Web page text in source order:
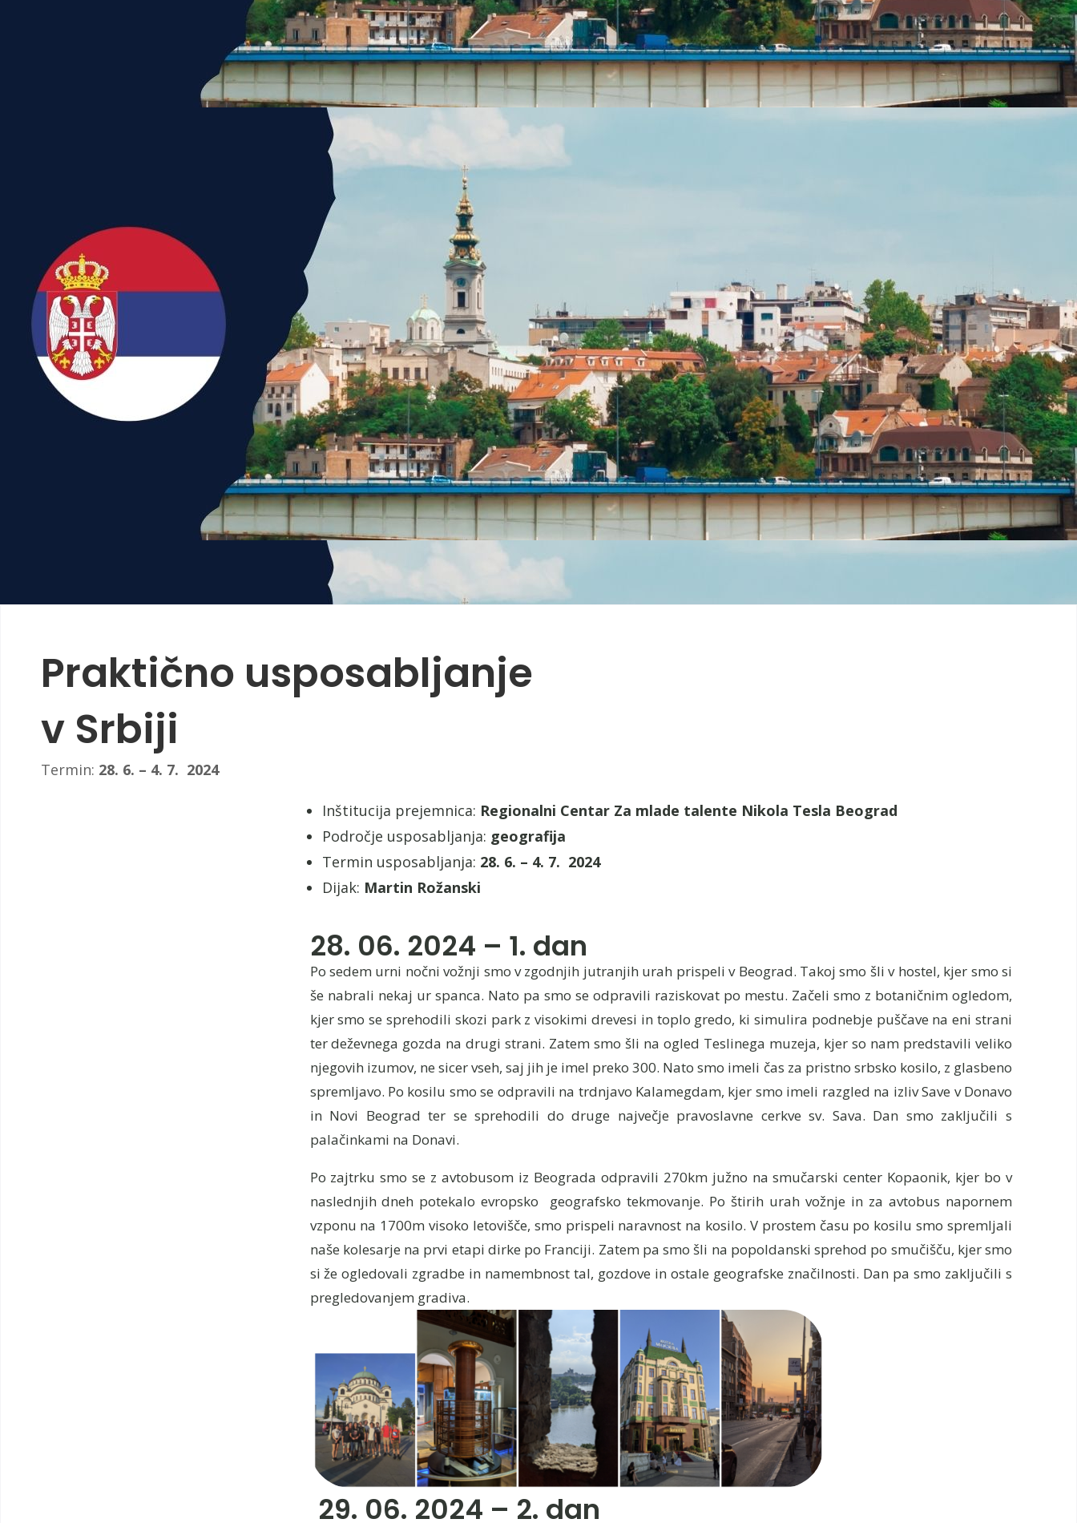
Praktično usposabljanje
v Srbiji
Termin: 28. 6. – 4. 7. 2024
Inštitucija prejemnica: Regionalni Centar Za mlade talente Nikola Tesla Beograd
Področje usposabljanja: geografija
Termin usposabljanja: 28. 6. – 4. 7. 2024
Dijak: Martin Rožanski
28. 06. 2024 – 1. dan
Po sedem urni nočni vožnji smo v zgodnjih jutranjih urah prispeli v Beograd. Takoj smo šli v hostel, kjer smo si
še nabrali nekaj ur spanca. Nato pa smo se odpravili raziskovat po mestu. Začeli smo z botaničnim ogledom,
kjer smo se sprehodili skozi park z visokimi drevesi in toplo gredo, ki simulira podnebje puščave na eni strani
ter deževnega gozda na drugi strani. Zatem smo šli na ogled Teslinega muzeja, kjer so nam predstavili veliko
njegovih izumov, ne sicer vseh, saj jih je imel preko 300. Nato smo imeli čas za pristno srbsko kosilo, z glasbeno
spremljavo. Po kosilu smo se odpravili na trdnjavo Kalamegdam, kjer smo imeli razgled na izliv Save v Donavo
in Novi Beograd ter se sprehodili do druge največje pravoslavne cerkve sv. Sava. Dan smo zaključili s
palačinkami na Donavi.
Po zajtrku smo se z avtobusom iz Beograda odpravili 270km južno na smučarski center Kopaonik, kjer bo v
naslednjih dneh potekalo evropsko geografsko tekmovanje. Po štirih urah vožnje in za avtobus napornem
vzponu na 1700m visoko letovišče, smo prispeli naravnost na kosilo. V prostem času po kosilu smo spremljali
naše kolesarje na prvi etapi dirke po Franciji. Zatem pa smo šli na popoldanski sprehod po smučišču, kjer smo
si že ogledovali zgradbe in namembnost tal, gozdove in ostale geografske značilnosti. Dan pa smo zaključili s
pregledovanjem gradiva.
29. 06. 2024 – 2. dan